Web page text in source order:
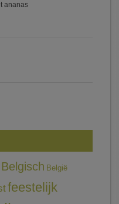
ananas
Belgisch België
feestelijk